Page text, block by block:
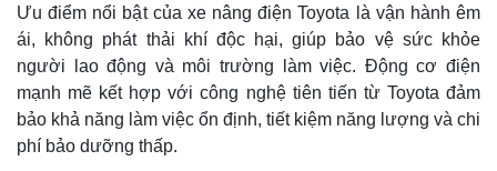
Ưu điểm nổi bật của xe nâng điện Toyota là vận hành êm
ái, không phát thải khí độc hại, giúp bảo vệ sức khỏe
người lao động và môi trường làm việc. Động cơ điện
mạnh mẽ kết hợp với công nghệ tiên tiến từ Toyota đảm
bảo khả năng làm việc ổn định, tiết kiệm năng lượng và chi
phí bảo dưỡng thấp.